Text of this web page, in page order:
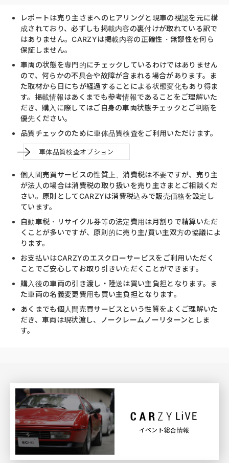
レポートは売り主さまへのヒアリングと現車の視認を元に構
成されており、必ずしも掲載内容の裏付けが取れている訳で
はありません。CARZYは掲載内容の正確性・無謬性を何ら
保証しません。
車両の状態を専門的にチェックしているわけではありません
ので、何らかの不具合や故障が含まれる場合があります。ま
た取材から日にちが経過することによる状態変化もあり得ま
す。掲載情報はあくまでも参考情報であることをご理解いた
だき、購入に際してはご自身の車両状態チェックとご判断を
優先ください。
品質チェックのために車体品質検査をご利用いただけます。
車体品質検査オプション
個人間売買サービスの性質上、消費税は不要ですが、売り主
が法人の場合は消費税の取り扱いを売り主さまとご相談くだ
さい。原則としてCARZYは消費税込みで販売価格を設定し
ています。
自動車税・リサイクル券等の法定費用は月割りで精算いただ
くことが多いですが、原則的に売り主/買い主双方の協議によ
ります。
お支払いはCARZYのエスクローサービスをご利用いただく
ことでご安心してお取り引きいただくことができます。
購入後の車両の引き渡し・陸送は買い主負担となります。ま
た車両の名義変更費用も買い主負担となります。
あくまでも個人間売買サービスという性質をよくご理解いた
だき、車両は現状渡し、ノークレームノーリターンとしま
す。
イベント総合情報